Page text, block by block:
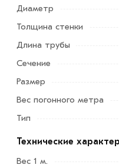
Труба электросварная
Находят широкое
использоваться для
вентиляционных
конструкций и других
Для приобретения
«Добавить в корзину»
Диаметр
Толщина стенки
Длина трубы
Сечение
Размер
Вес погонного метра
Тип
Технические
Вес 1 м.